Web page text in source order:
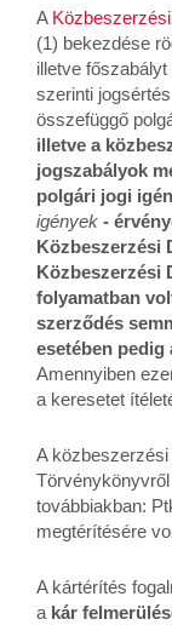
A
(1) bekezdése
illetve
szerinti
összefüggő
illetve a
jogszabályok
polgári jogi
igények -
Közbeszerzési
Közbeszerzési
folyamatban
szerződés
esetében
Amennyiben
a keresetet
A
továbbiakban:
megtérítésére
A kártérítés
a kár